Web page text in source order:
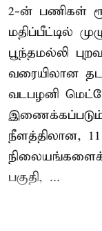
2-ன் பணிகள்
மதிப்பீட்டில்
பூந்தமல்லி
வரையிலான
வடபழனி
இணைக்கப்படும்
நீளத்திலான,
பகுதி, ...